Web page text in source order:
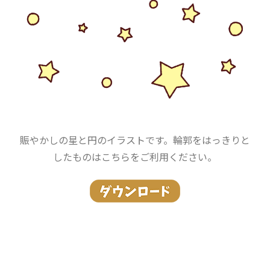
賑やかしの星と円のイラストです。輪郭をはっきりと
したものはこちらをご利用ください。